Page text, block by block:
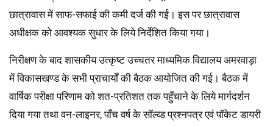
छात्रावास में साफ-सफाई की कमी दर्ज की गई। इस पर छात्रावास
अधीक्षक को आवश्यक सुधार के लिये निर्देशित किया गया।
निरीक्षण के बाद शासकीय उत्कृष्ट उच्चतर माध्यमिक विद्यालय अमरवाड़ा
में विकासखण्ड के सभी प्राचार्यों की बैठक आयोजित की गई। बैठक में
वार्षिक परीक्षा परिणाम को शत-प्रतिशत तक पहुँचाने के लिये मार्गदर्शन
दिया गया तथा वन-लाइनर, पाँच वर्ष के सॉल्व्ड प्रश्नपत्र एवं पॉकेट डायरी